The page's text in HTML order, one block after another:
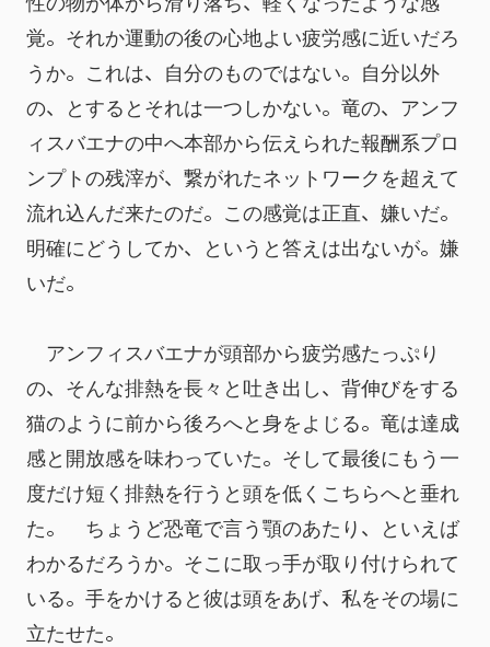
覚。それか運動の後の心地よい疲労感に近いだろ
うか。これは、自分のものではない。自分以外
の、とするとそれは一つしかない。竜の、アンフ
ィスバエナの中へ本部から伝えられた報酬系プロ
ンプトの残滓が、繋がれたネットワークを超えて
流れ込んだ来たのだ。この感覚は正直、嫌いだ。
明確にどうしてか、というと答えは出ないが。嫌
いだ。
アンフィスバエナが頭部から疲労感たっぷり
の、そんな排熱を長々と吐き出し、背伸びをする
猫のように前から後ろへと身をよじる。竜は達成
感と開放感を味わっていた。そして最後にもう一
度だけ短く排熱を行うと頭を低くこちらへと垂れ
た。　ちょうど恐竜で言う顎のあたり、といえば
わかるだろうか。そこに取っ手が取り付けられて
いる。手をかけると彼は頭をあげ、私をその場に
立たせた。